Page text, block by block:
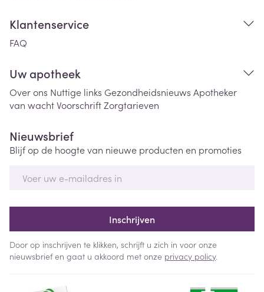
Klantenservice
FAQ
Uw apotheek
Over ons Nuttige links Gezondheidsnieuws Apotheker
van wachtVoorschriftZorgtarieven
Nieuwsbrief
Blijf op de hoogte van nieuwe producten en promoties
Inschrijven
Door op inschrijven te klikken, schrijft u zich in voor onze
nieuwsbrief en gaat u akkoord met onze privacy policy.